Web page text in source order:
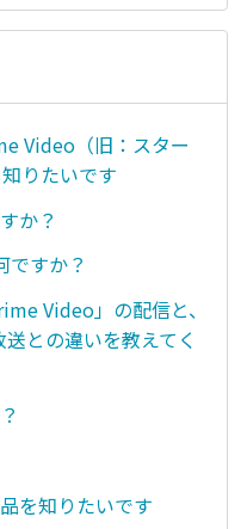
Video（旧：スター
りたいです
か？
ですか？
Video」の配信と、
送との違いを教えてく
を知りたいです